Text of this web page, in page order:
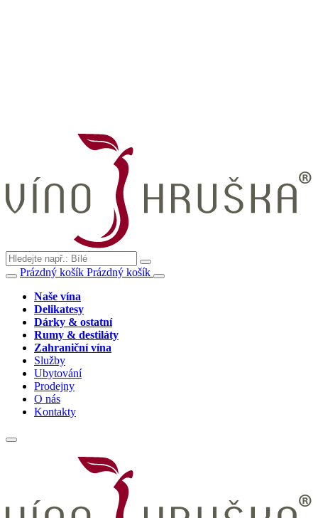
Prázdný košík Prázdný košík
Naše vína
Delikatesy
Dárky & ostatní
Rumy & destiláty
Zahraniční vína
Služby
Ubytování
Prodejny
O nás
Kontakty